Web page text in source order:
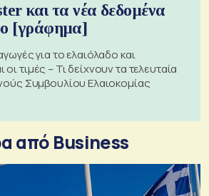
και τα νέα δεδομένα
[γράφημα]
για το ελαιόλαδο και
τιμές – Τι δείχνουν τα τελευταία
Συμβουλίου Ελαιοκομίας
από Business